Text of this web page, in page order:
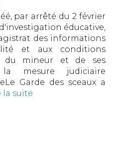
par arrêté du 2 février
éducative,
des informations
et aux conditions
du mineur et de ses
la mesure judiciaire
Garde des sceaux a
la suite